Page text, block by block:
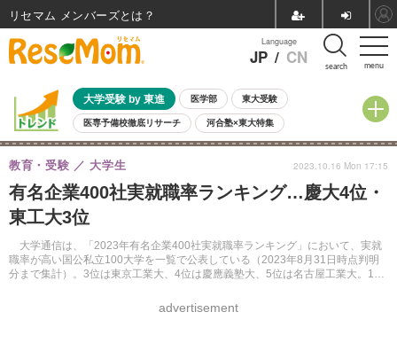
menu
Language
JP / CN search
大学受験 by 東進 医学部 東大受験
医専予備校徹底リサーチ 河合塾×東大特集
親子で考える大学選び 高校受験 中学受験 小学校受験
共通テスト 夏休み
8月開催イベント・WS 全国公立高校 過去問 人気記事
自由研究教材（小学生向け）
有名企業400社実就職率ランキング…慶大4位・
東工大3位
大学通信は、「2023年有名企業400社実就職率ランキング」において、実就
職率が高い国公私立100大学を一覧で公表している（2023年8月31日時点判明
分まで集計）。3位は東京工業大、4位は慶應義塾大、5位は名古屋工業大。1
教育・受験 大学生
advertisement
2023.10.16 Mon 17:15
リセマム メンバーズ